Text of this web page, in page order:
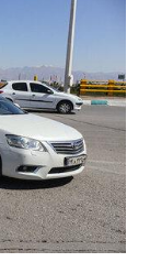
اجتماعی
حوادث
علوم و فن آوری